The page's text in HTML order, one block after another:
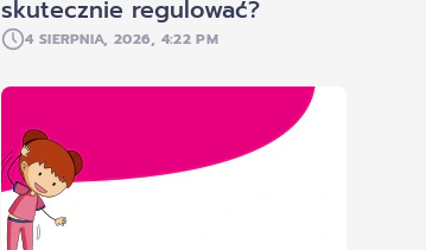
skutecznie regulować?
4 SIERPNIA, 2026, 4:22 PM